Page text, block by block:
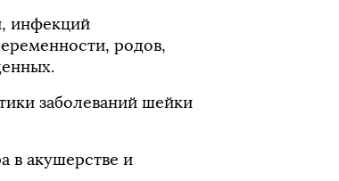
инфекций
родов,
заболеваний шейки
в акушерстве и